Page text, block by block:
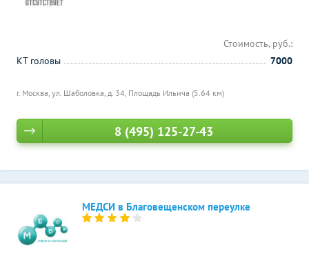
г. Москва, ул. Шаболовка, д. 34, Площадь Ильича (5.64 км)
Стоимость, руб.:
КТ головы
7000
8 (495) 125-27-43
МЕДСИ в Благовещенском переулке